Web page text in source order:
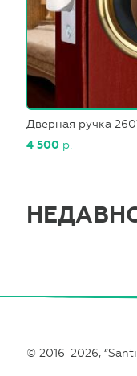
Дверная ручка
4 500 р.
© 2016-2026,